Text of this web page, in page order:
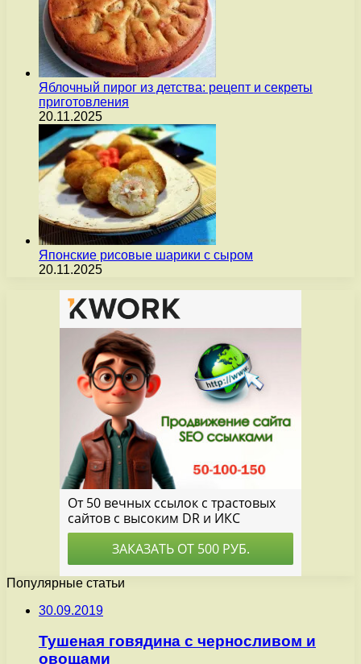
Яблочный пирог из детства: рецепт и секреты
приготовления
20.11.2025
Японские рисовые шарики с сыром
20.11.2025
Популярные статьи
30.09.2019
Тушеная говядина с черносливом и
овощами